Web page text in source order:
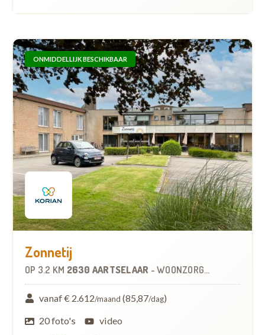
ONMIDDELLIJK BESCHIKBAAR
Zonnetij
OP 3.2 KM 2630 AARTSELAAR - WOONZORGCENTRUM (WZC)
vanaf € 2.612/maand (85,87/dag)
20 foto's
video